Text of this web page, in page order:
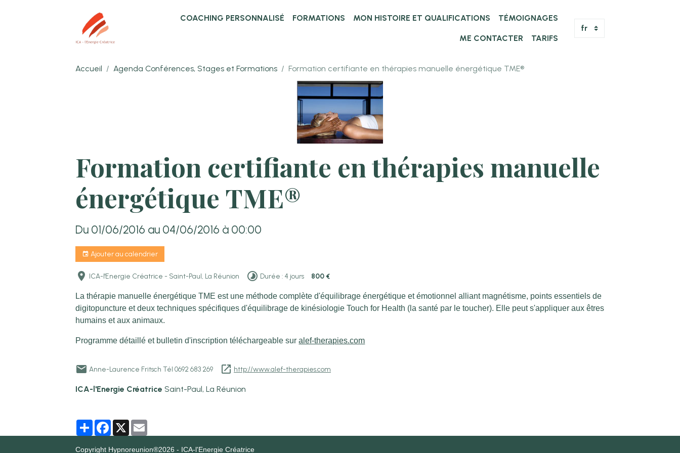
COACHING PERSONNALISÉ FORMATIONS MON HISTOIRE ET QUALIFICATIONS TÉMOIGNAGES
ME CONTACTER TARIFS
Accueil Agenda Conférences, Stages et Formations Formation certifiante en thérapies manuelle énergétique TME®
Formation certifiante en thérapies manuelle
énergétique TME®
Du 01/06/2016 au 04/06/2016 à 00:00
Ajouter au calendrier
ICA-l'Energie Créatrice - Saint-Paul, La Réunion Durée : 4 jours 800 €
La thérapie manuelle énergétique TME est une méthode complète d'équilibrage énergétique et émotionnel alliant magnétisme, points essentiels de
digitopuncture et deux techniques spécifiques d'équilibrage de kinésiologie Touch for Health (la santé par le toucher). Elle peut s'appliquer aux êtres
humains et aux animaux.
Programme détaillé et bulletin d'inscription téléchargeable suralef-therapies.com
Anne-Laurence Fritsch Tél 0692 683 269 http://www.alef-therapies.com
ICA-l'Energie Créatrice Saint-Paul, La Réunion
PartagerFacebook
X
Copyright Hypnoreunion®2026 - ICA-l'Energie Créatrice